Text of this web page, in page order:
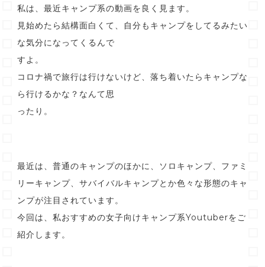
私は、最近キャンプ系の動画を良く見ます。
見始めたら結構面白くて、自分もキャンプをしてるみたい
な気分になってくるんで
すよ。
コロナ禍で旅行は行けないけど、落ち着いたらキャンプな
ら行けるかな？なんて思
ったり。
最近は、普通のキャンプのほかに、ソロキャンプ、ファミ
リーキャンプ、サバイバルキャンプとか色々な形態のキャ
ンプが注目されています。
今回は、私おすすめの女子向けキャンプ系Youtuberをご
紹介します。